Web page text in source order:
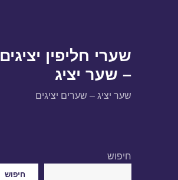
שערי חליפין יציגים
– שער יציג
שער יציג – שערים יציגים
חיפוש
חיפוש